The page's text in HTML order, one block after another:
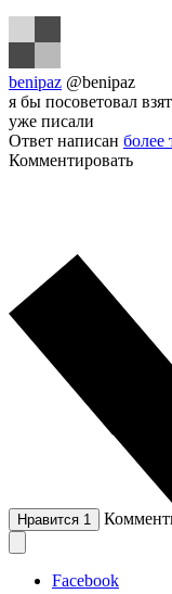
benipaz @benipaz
я бы посоветовал
уже писали
Ответ написан более
Комментировать
Нравится 1
Facebook